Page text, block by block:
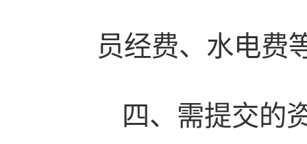
员经费、水电费
四、需提交的